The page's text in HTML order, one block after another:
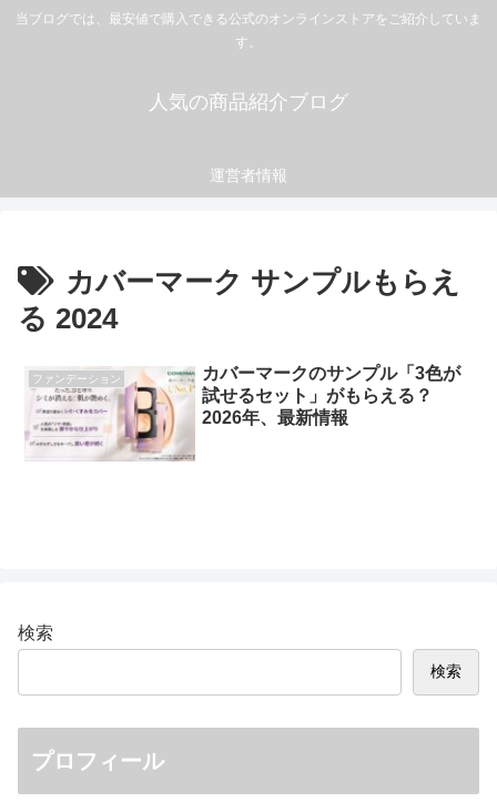
当ブログでは、最安値で購入できる公式のオンラインストアをご紹介していま
す。
人気の商品紹介ブログ
運営者情報
カバーマーク サンプルもらえ
る 2024
ファンデーション
カバーマークのサンプル「3色が
試せるセット」がもらえる？
2026年、最新情報
検索
検索
プロフィール